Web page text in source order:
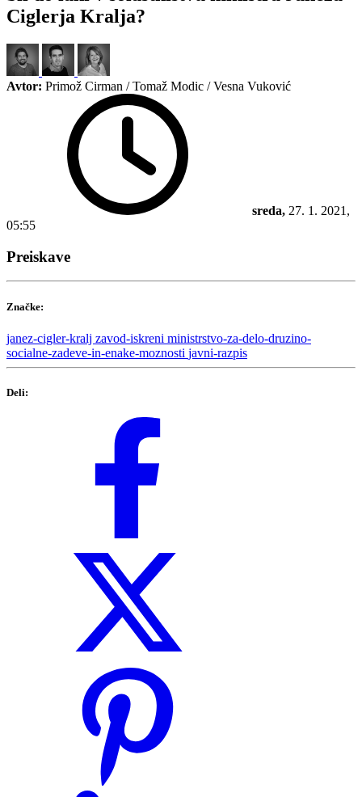
Ciglerja Kralja?
Avtor: Primož Cirman / Tomaž Modic / Vesna Vuković
sreda, 27. 1. 2021,
05:55
Preiskave
Značke:
janez-cigler-kralj zavod-iskreni ministrstvo-za-delo-druzino-
socialne-zadeve-in-enake-moznosti javni-razpis
Deli: